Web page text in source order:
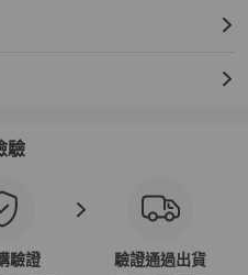
人盜圖販售 請各位謹慎當心⚠️
驗
驗證 驗證通過出貨